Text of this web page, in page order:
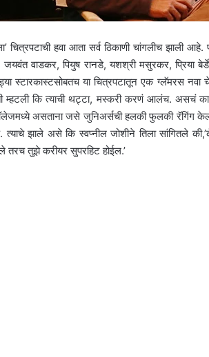
चित्रपटाची हवा आता सर्व ठिकाणी चांगलीच झाली आहे.
वाडकर, पियुष रानडे, यशश्री मसुरकर, प्रिया
स्टारकास्टसोबतच या चित्रपटातून एक ग्लॅमरस
म्हटली कि त्याची थट्टा, मस्करी करणं आलंच. असचं
असताना जसे जुनिअर्सची हलकी फुलकी रॅगिंग
त्याचे झाले असे कि स्वप्नील जोशीने तिला सांगितले
तुझे करीयर सुपरहिट होईल.’